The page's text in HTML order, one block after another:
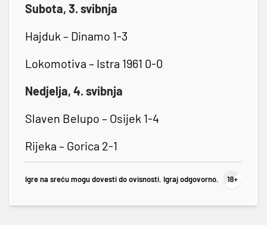
Subota, 3. svibnja
Hajduk – Dinamo 1-3
Lokomotiva – Istra 1961 0-0
Nedjelja, 4. svibnja
Slaven Belupo – Osijek 1-4
Rijeka – Gorica 2-1
Igre na sreću mogu dovesti do ovisnosti. Igraj odgovorno.